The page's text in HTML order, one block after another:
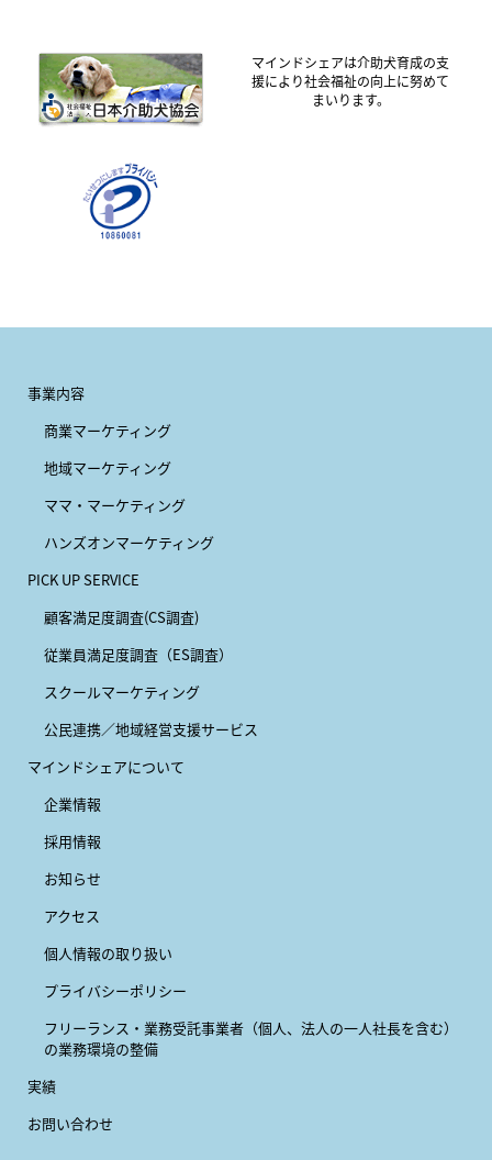
マインドシェアは介助犬育成の支
援により社会福祉の向上に努めて
まいります。
事業内容
商業マーケティング
地域マーケティング
ママ・マーケティング
ハンズオンマーケティング
PICK UP SERVICE
顧客満足度調査(CS調査)
従業員満足度調査（ES調査）
スクールマーケティング
公民連携／地域経営支援サービス
マインドシェアについて
企業情報
採用情報
お知らせ
アクセス
個人情報の取り扱い
プライバシーポリシー
フリーランス・業務受託事業者 （個人、法人の一人社長を含む）
の業務環境の整備
実績
お問い合わせ